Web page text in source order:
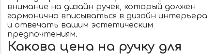
внимание на дизайн ручек, который должен
гармонично вписываться в дизайн интерьера
и отвечать вашим эстетическим
предпочтениям.
Какова цена на ручку для